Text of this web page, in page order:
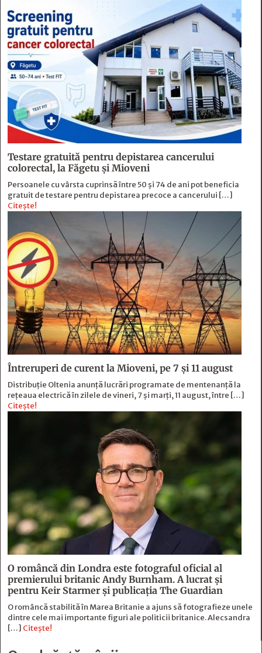
Testare gratuită pentru depistarea cancerului
colorectal, la Făgetu și Mioveni
Persoanele cu vârsta cuprinsă între 50 și 74 de ani pot beneficia
gratuit de testare pentru depistarea precoce a cancerului […]
Citește!
Întreruperi de curent la Mioveni, pe 7 și 11 august
Distribuție Oltenia anunță lucrări programate de mentenanță la
rețeaua electrică în zilele de vineri, 7 și marți, 11 august, între […]
Citește!
O româncă din Londra este fotograful oficial al
premierului britanic Andy Burnham. A lucrat și
pentru Keir Starmer și publicația The Guardian
O româncă stabilită în Marea Britanie a ajuns să fotografieze unele
dintre cele mai importante figuri ale politicii britanice. Alecsandra
[…] Citește!